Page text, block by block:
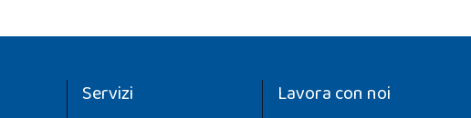
Servizi Lavora con noi